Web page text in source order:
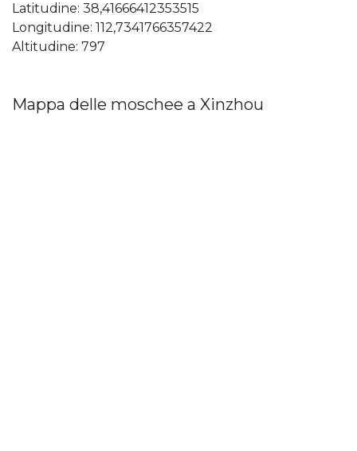
Latitudine: 38,41666412353515
Longitudine: 112,7341766357422
Altitudine: 797
Mappa delle moschee a Xinzhou